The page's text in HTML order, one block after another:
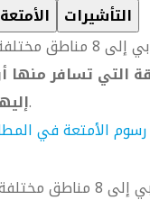
الأمتعة التأشيرات
مختلفة.
التي تسافر منها
.
رسوم الأمتعة في
مختلفة.